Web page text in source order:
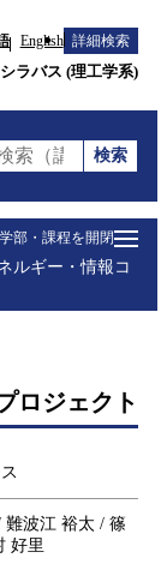
English 詳細検索
ラバス (理工学系)
（講義名・科
検索
学部・課程を開閉
ルギー・情報コ
ロジェクト
波江 裕太 / 篠
好里